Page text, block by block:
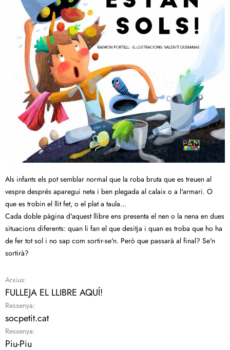
Als infants els pot semblar normal que la roba bruta que es treuen al
vespre després aparegui neta i ben plegada al calaix o a l'armari. O
que es trobin el llit fet, o el plat a taula...
Cada doble pàgina d'aquest llibre ens presenta el nen o la nena en dues
situacions diferents: quan li fan el que desitja i quan es troba que ho ha
de fer tot sol i no sap com sortir-se'n. Però que passarà al final? Se'n
sortirà?
Arxius:
FULLEJA EL LLIBRE AQUÍ!
Ressenya:
socpetit.cat
Ressenya:
Piu-Piu